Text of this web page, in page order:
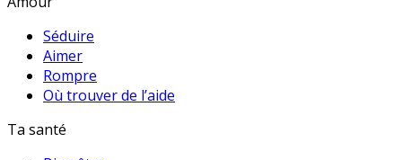
Séduire
Aimer
Rompre
Où trouver de l’aide
Ta santé